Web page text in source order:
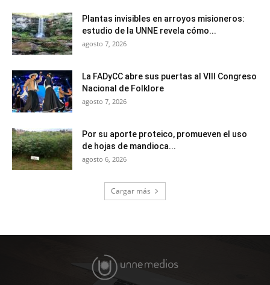
Plantas invisibles en arroyos misioneros:
estudio de la UNNE revela cómo...
agosto 7, 2026
La FADyCC abre sus puertas al VIII Congreso
Nacional de Folklore
agosto 7, 2026
Por su aporte proteico, promueven el uso
de hojas de mandioca...
agosto 6, 2026
Cargar más